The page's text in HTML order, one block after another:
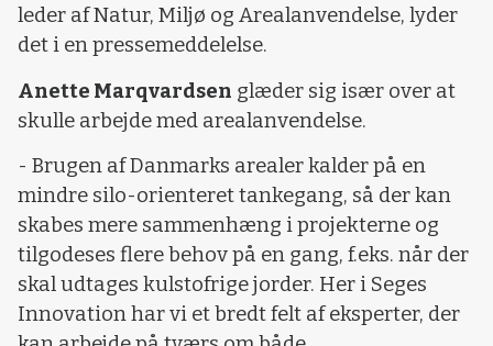
leder af Natur, Miljø og Arealanvendelse, lyder
det i en pressemeddelelse.
Anette Marqvardsen glæder sig især over at
skulle arbejde med arealanvendelse.
- Brugen af Danmarks arealer kalder på en
mindre silo-orienteret tankegang, så der kan
skabes mere sammenhæng i projekterne og
tilgodeses flere behov på en gang, f.eks. når der
skal udtages kulstofrige jorder. Her i Seges
Innovation har vi et bredt felt af eksperter, der